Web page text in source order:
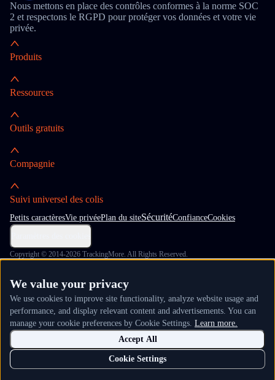
Nous mettons en place des contrôles conformes à la norme SOC
2 et respectons le RGPD pour protéger vos données et votre vie
privée.
Produits
Ressources
Outils gratuits
Compagnie
Suivi universel des colis
Petits caractèresVie privéePlan du siteSécuritéConfianceCookies
Copyright © 2014-2026 TrackingMore. All Rights Reserved.
We value your privacy
We use cookies to improve site functionality, analyze website usage and
performance, and display relevant content and advertisements. You can
manage your cookie preferences by Cookie Settings. Learn more.
Cookie Settings
Accept All